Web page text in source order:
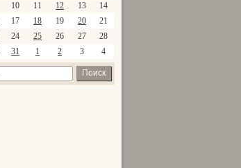
10 11 12 13
14
17 18 19 20
21
24 25 26 27
28
31 1 2 3 4
Поиск